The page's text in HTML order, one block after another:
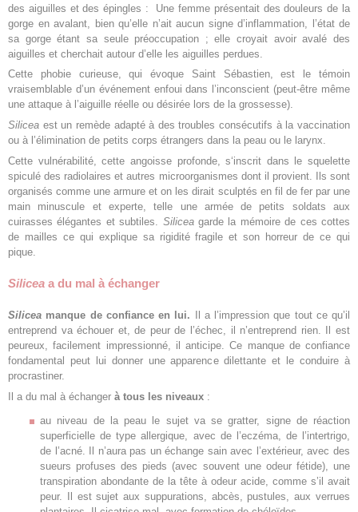
des aiguilles et des épingles : Une femme présentait des douleurs de la
gorge en avalant, bien qu’elle n’aitaucun signe d’inflammation, l’état de
sa gorge étant sa seule préoccupation ; elle croyait avoir avalé des
aiguilles et cherchait autour d’elle les aiguilles perdues.
Cette phobie curieuse, qui évoque Saint Sébastien, est le témoin
vraisemblable d’un événement enfoui dans l’inconscient (peut-être même
une attaque à l’aiguille réelle ou désirée lors de la grossesse).
Silicea est un remède adapté à des troubles consécutifs à la vaccination
ou à l’élimination de petits corps étrangers dans la peau ou le larynx.
Cette vulnérabilité, cette angoisse profonde, s‘inscrit dans le squelette
spiculé des radiolaires et autres microorganismes dont il provient. Ils sont
organisés comme une armure et on les dirait sculptés en fil de fer par une
main minuscule et experte, telle une armée de petits soldats aux
cuirasses élégantes et subtiles. Siliceagarde la mémoire de ces cottes
de mailles ce qui explique sa rigidité fragile et son horreur de ce qui
pique.
Silicea a du mal à échanger
Silicea manque de confiance en lui. Il a l’impression que tout ce qu’il
entreprend va échouer et, de peur de l’échec, il n’entreprend rien. Il est
peureux, facilement impressionné, il anticipe. Ce manque de confiance
fondamental peut lui donner une apparence dilettante et le conduire à
procrastiner.
Il a du mal à échanger à tous les niveaux :
au niveau de la peau le sujet va se gratter, signe de réaction
superficielle de type allergique, avec de l’eczéma, de l’intertrigo,
de l’acné. Il n’aura pas un échange sain avec l’extérieur, avec des
sueurs profuses des pieds (avec souvent une odeur fétide), une
transpiration abondante de la tête à odeur acide, comme s’il avait
peur. Il est sujet aux suppurations, abcès, pustules, aux verrues